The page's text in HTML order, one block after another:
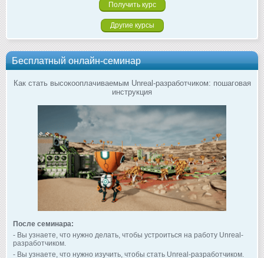
Другие курсы
Бесплатный онлайн-семинар
Как стать высокооплачиваемым Unreal-разработчиком: пошаговая
инструкция
После семинара:
- Вы узнаете, что нужно делать, чтобы устроиться на работу Unreal-
разработчиком.
- Вы узнаете, что нужно изучить, чтобы стать Unreal-разработчиком.